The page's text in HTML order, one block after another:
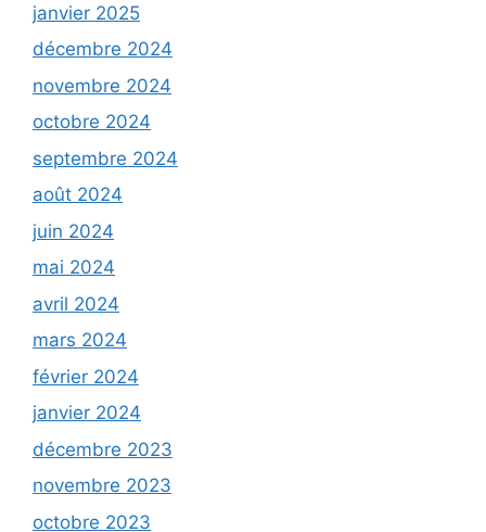
janvier 2025
décembre 2024
novembre 2024
octobre 2024
septembre 2024
août 2024
juin 2024
mai 2024
avril 2024
mars 2024
février 2024
janvier 2024
décembre 2023
novembre 2023
octobre 2023